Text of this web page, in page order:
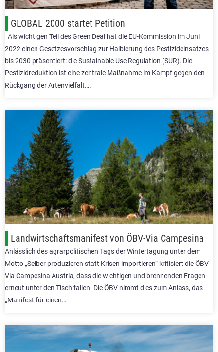
GLOBAL 2000 startet Petition
Als wichtigen Teil des Green Deal hat die EU-Kommission im Juni
2022 einen Gesetzesvorschlag zur Halbierung des Pestizideinsatzes
bis 2030 präsentiert: die Sustainable Use Regulation (SUR). Die
Pestizidreduktion ist eine zentrale Maßnahme im Kampf gegen den
Rückgang der Artenvielfalt….
Landwirtschaftsmanifest von ÖBV-Via Campesina
Anlässlich des agrarpolitischen Tags der Wintertagung unter dem
Motto „Selber produzieren statt Krisen importieren“ kritisiert die ÖBV-
Via Campesina Austria, dass die wichtigen und brennenden Fragen
erneut unter den Tisch fallen. Die ÖBV nimmt dies zum Anlass, das
„Manifest für einen…